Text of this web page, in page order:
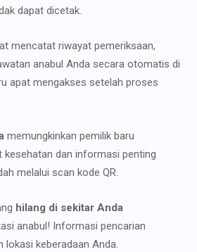
dapat dicetak.
mencatat riwayat pemeriksaan,
anabul Anda secara otomatis di
apat mengakses setelah proses
memungkinkan pemilik baru
kesehatan dan informasi penting
melalui scan kode QR.
hilang di sekitar Anda
anabul! Informasi pencarian
lokasi keberadaan Anda.